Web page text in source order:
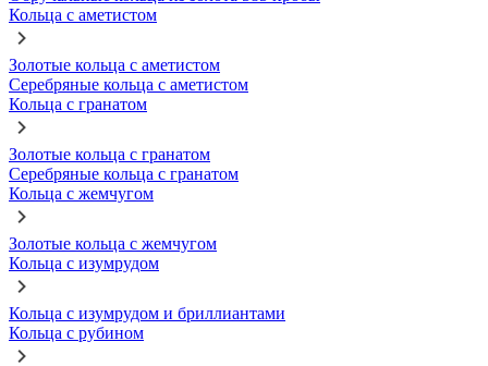
Кольца с аметистом
Золотые кольца с аметистом
Серебряные кольца с аметистом
Кольца с гранатом
Золотые кольца с гранатом
Серебряные кольца с гранатом
Кольца с жемчугом
Золотые кольца с жемчугом
Кольца с изумрудом
Кольца с изумрудом и бриллиантами
Кольца с рубином